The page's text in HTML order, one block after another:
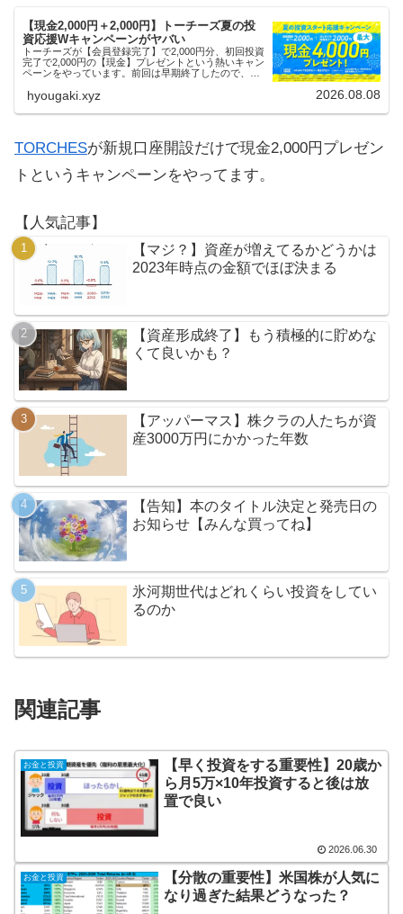
【現金2,000円＋2,000円】トーチーズ夏の投
資応援Wキャンペーンがヤバい
トーチーズが【会員登録完了】で2,000円分、初回投資
完了で2,000円の【現金】プレゼントという熱いキャン
ペーンをやっています。前回は早期終了したので、使
hyougaki.xyz 2026.08.08
TORCHESが新規口座開設だけで現金2,000円プレゼン
トというキャンペーンをやってます。
【人気記事】
【マジ？】資産が増えてるかどうかは
2023年時点の金額でほぼ決まる
【資産形成終了】もう積極的に貯めな
くて良いかも？
【アッパーマス】株クラの人たちが資
産3000万円にかかった年数
【告知】本のタイトル決定と発売日の
お知らせ【みんな買ってね】
氷河期世代はどれくらい投資をしてい
るのか
関連記事
お金と投資
【早く投資をする重要性】20歳か
ら月5万×10年投資すると後は放
置で良い
2026.06.30
お金と投資
【分散の重要性】米国株が人気に
なり過ぎた結果どうなった？